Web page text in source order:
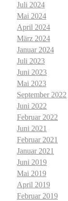
Juli 2024
Mai 2024
April 2024
März 2024
Januar 2024
Juli 2023
Juni 2023
Mai 2023
September 2022
Juni 2022
Februar 2022
Juni 2021
Februar 2021
Januar 2021
Juni 2019
Mai 2019
April 2019
Februar 2019